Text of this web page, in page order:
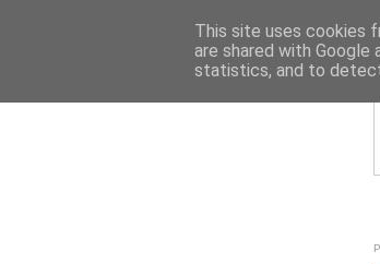
This site uses cookies
are shared with
statistics, and to